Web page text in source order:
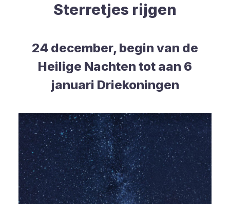
Sterretjes rijgen
24 december, begin van de
Heilige Nachten tot aan 6
januari Driekoningen